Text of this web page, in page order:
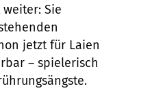
Sie
jetzt für Laien
– spielerisch